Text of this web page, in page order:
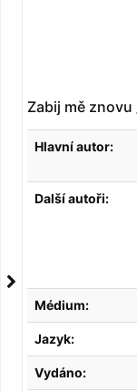
Zabij mě znovu
Hlavní autor:
Další autoři:
Médium:
Jazyk:
Vydáno: